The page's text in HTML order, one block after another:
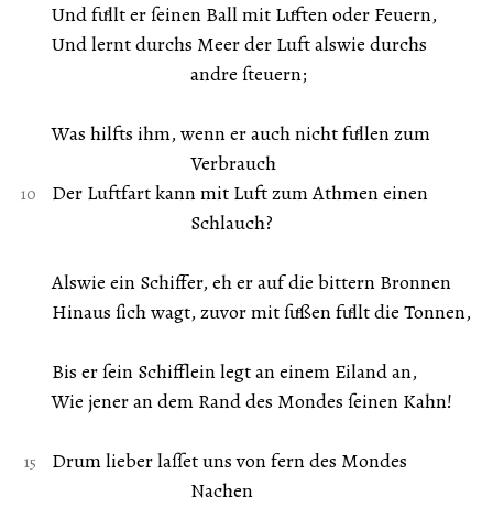
Und fuͤllt er ſeinen Ball mit Luͤften oder Feuern,
Und lernt durchs Meer der Luft alswie durchs
andre ſteuern;
Was hilfts ihm, wenn er auch nicht fuͤllen zum
Verbrauch
Der Luftfart kann mit Luft zum Athmen einen
Schlauch?
Alswie ein Schiffer, eh er auf die bittern Bronnen
Hinaus ſich wagt, zuvor mit ſuͤßen fuͤllt die Tonnen,
Bis er ſein Schifflein legt an einem Eiland an,
Wie jener an dem Rand des Mondes ſeinen Kahn!
Drum lieber laſſet uns von fern des Mondes
Nachen